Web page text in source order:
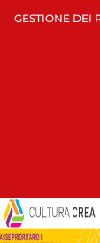
GESTIONE DEI